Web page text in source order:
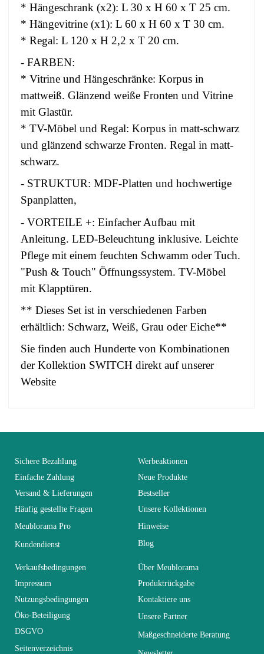
* Hängeschrank (x2): L 30 x H 60 x T 25 cm.
* Hängevitrine (x1): L 60 x H 60 x T 30 cm.
* Regal: L 120 x H 2,2 x T 20 cm.
- FARBEN:
* Vitrine und Hängeschränke: Korpus in
mattweiß. Glänzend weiße Fronten und Vitrine
mit Glastür.
* TV-Möbel und Regal: Korpus in matt-schwarz
und glänzend schwarze Fronten. Regal in matt-
schwarz.
- STRUKTUR: MDF-Platten und hochwertige
Spanplatten,
- VORTEILE +: Einfacher Aufbau mit
Anleitung. LED-Beleuchtung inklusive. Leichte
Pflege mit einem feuchten Schwamm oder Tuch.
"Push & Touch" Öffnungssystem. TV-Möbel
mit Klapptüren.
** Dieses Set ist in verschiedenen Farben
erhältlich: Schwarz, Weiß, Grau oder Eiche**
Sie finden auch Hunderte von Kombinationen
der Kollektion SWITCH direkt auf unserer
Website
Alter Erwachsener
Kollektion SWITCH
Farben Weiß
Lieferzeiten (Anz.
Tage)
21
Abmessungen L250xH140xP40
Elektrisch Elektrisch
You Must Login To Review
Sichere Bezahlung
Einfache Zahlung
Versand & Lieferungen
Häufig gestellte Fragen
Meublorama Pro
Kundendienst
Werbeaktionen
Neue Produkte
Bestseller
Unsere Kollektionen
Hinweise
Blog
Verkaufsbedingungen
Impressum
Nutzungsbedingungen
Öko-Beteiligung
DSGVO
Seitenverzeichnis
Über Meublorama
Produktrückgabe
Kontaktiere uns
Unsere Partner
Maßgeschneiderte Beratung